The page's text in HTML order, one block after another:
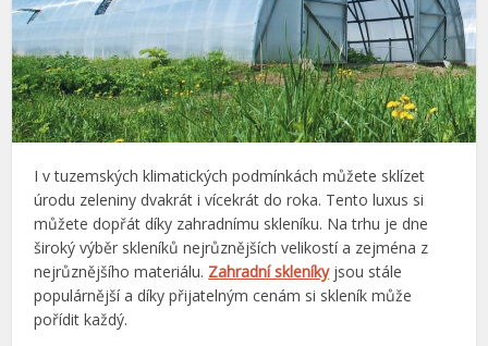
I v tuzemských klimatických podmínkách můžete sklízet
úrodu zeleniny dvakrát i vícekrát do roka. Tento luxus si
můžete dopřát díky zahradnímu skleníku. Na trhu je dne
široký výběr skleníků nejrůznějších velikostí a zejména z
nejrůznějšího materiálu. Zahradní skleníkyjsou stále
populárnější a díky přijatelným cenám si skleník může
pořídit každý.